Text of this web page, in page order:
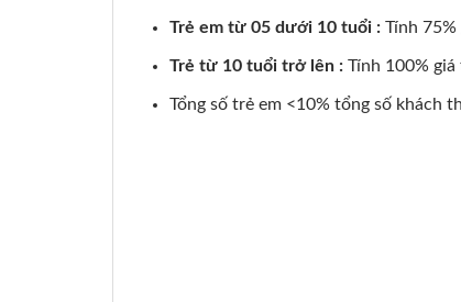
Trẻ em từ 05 dưới 10 tuổi : Tính
Trẻ từ 10 tuổi trở lên :Tính 100%
Tổng số trẻ em <10% tổng số khách